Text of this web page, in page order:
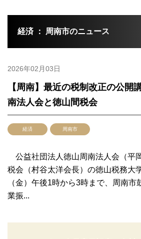
経済 ： 周南市のニュース
2026年02月03日
【周南】最近の税制改正の公
南法人会と徳山間税会
経済 周南市
公益社団法人徳山周南法人会（平
税会（村谷太洋会長）の徳山税務大
（金）午後1時から3時まで、周南
業振...